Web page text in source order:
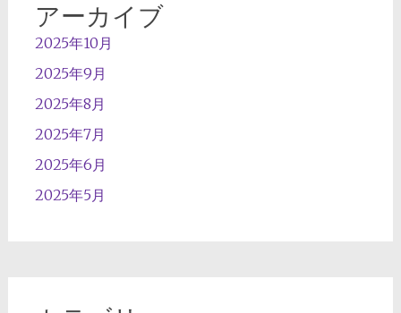
アーカイブ
2025年10月
2025年9月
2025年8月
2025年7月
2025年6月
2025年5月